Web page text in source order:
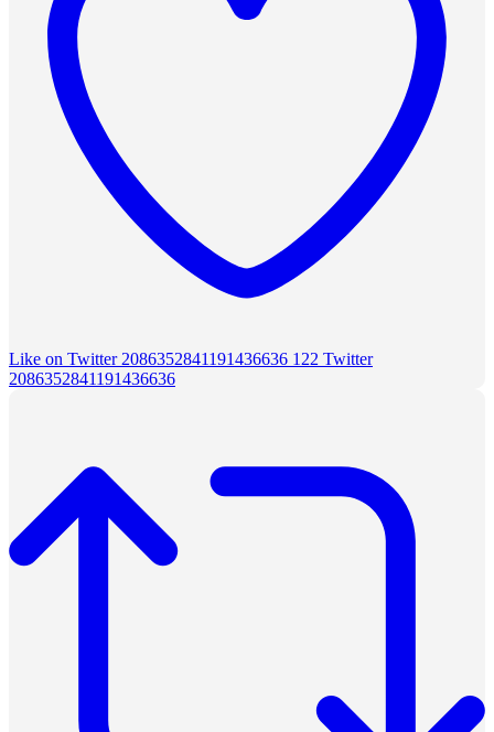
Like on Twitter 2086352841191436636 122 Twitter
2086352841191436636